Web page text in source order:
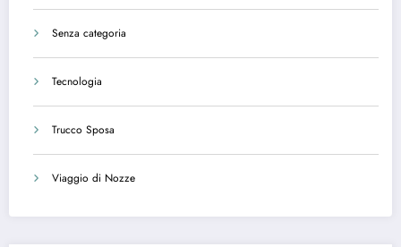
Senza categoria
Tecnologia
Trucco Sposa
Viaggio di Nozze